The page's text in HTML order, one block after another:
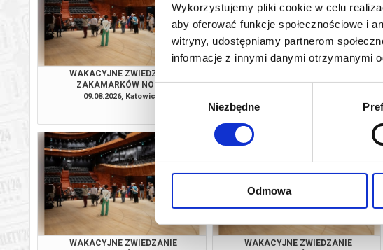
Wykorzystujemy pliki cookie w celu
aby oferować funkcje społecznościowe i
witryny, udostępniamy partnerom
informacje z innymi danymi otrzymanymi
Wybór
Niezbędne
Odmowa
WAKACYJNE ZWIEDZANIE
ZAKAMARKÓW NOSPR
09.08.2026, Katowice
ZAKAMARKÓW NOSPR
info
WAKACYJNE ZWIEDZANIE
WAKACYJNE ZWIEDZANIE